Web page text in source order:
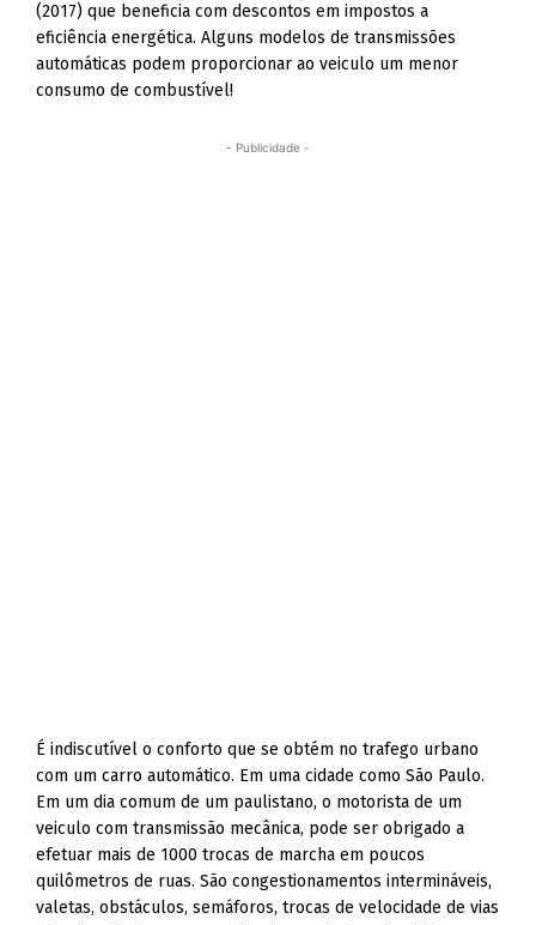
(2017) que beneficia com descontos em impostos a
eficiência energética. Alguns modelos de transmissões
automáticas podem proporcionar ao veiculo um menor
consumo de combustível!
- Publicidade -
É indiscutível o conforto que se obtém no trafego urbano
com um carro automático. Em uma cidade como São Paulo.
Em um dia comum de um paulistano, o motorista de um
veiculo com transmissão mecânica, pode ser obrigado a
efetuar mais de 1000 trocas de marcha em poucos
quilômetros de ruas. São congestionamentos intermináveis,
valetas, obstáculos, semáforos, trocas de velocidade de vias